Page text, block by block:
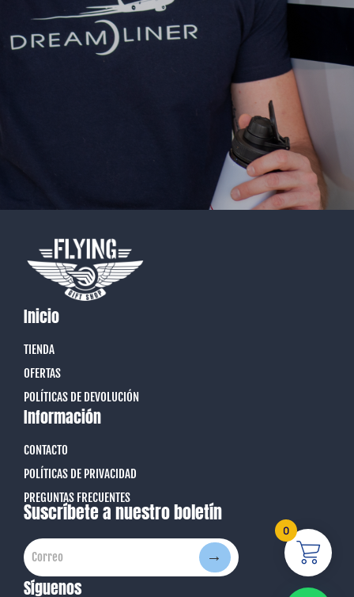
Inicio
TIENDA
OFERTAS
POLÍTICAS DE DEVOLUCIÓN
Información
CONTACTO
POLÍTICAS DE PRIVACIDAD
PREGUNTAS FRECUENTES
Suscríbete a nuestro boletín
Correo
Correo →
Síguenos
0